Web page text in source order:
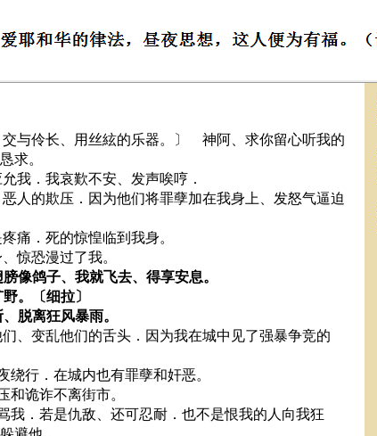
与伶长、用丝絃的乐器。〕 神阿、求你留心听我的
求。
我．我哀歎不安、发声唉哼．
人的欺压．因为他们将罪孽加在我身上、发怒气逼迫
痛．死的惊惶临到我身。
惊恐漫过了我。
像鸽子、我就飞去、得享安息。
。〔细拉〕
脱离狂风暴雨。
、变乱他们的舌头．因为我在城中见了强暴争竞的
绕行．在城内也有罪孽和奸恶。
和诡诈不离街市。
我．若是仇敌、还可忍耐．也不是恨我的人向我狂